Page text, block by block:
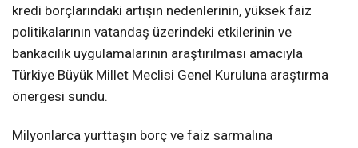
kredi borçlarındaki artışın nedenlerinin, yüksek faiz
politikalarının vatandaş üzerindeki etkilerinin ve
bankacılık uygulamalarının araştırılması amacıyla
Türkiye Büyük Millet Meclisi Genel Kuruluna araştırma
önergesi sundu.
Milyonlarca yurttaşın borç ve faiz sarmalına